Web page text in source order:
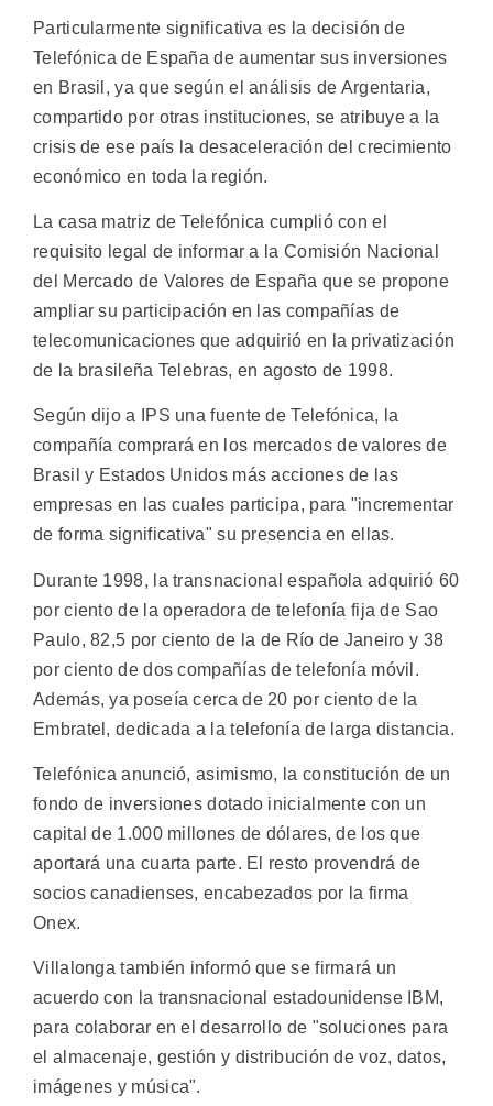
Particularmente significativa es la decisión de
Telefónica de España de aumentar sus inversiones
en Brasil, ya que según el análisis de Argentaria,
compartido por otras instituciones, se atribuye a la
crisis de ese país la desaceleración del crecimiento
económico en toda la región.
La casa matriz de Telefónica cumplió con el
requisito legal de informar a la Comisión Nacional
del Mercado de Valores de España que se propone
ampliar su participación en las compañías de
telecomunicaciones que adquirió en la privatización
de la brasileña Telebras, en agosto de 1998.
Según dijo a IPS una fuente de Telefónica, la
compañía comprará en los mercados de valores de
Brasil y Estados Unidos más acciones de las
empresas en las cuales participa, para "incrementar
de forma significativa" su presencia en ellas.
Durante 1998, la transnacional española adquirió 60
por ciento de la operadora de telefonía fija de Sao
Paulo, 82,5 por ciento de la de Río de Janeiro y 38
por ciento de dos compañías de telefonía móvil.
Además, ya poseía cerca de 20 por ciento de la
Embratel, dedicada a la telefonía de larga distancia.
Telefónica anunció, asimismo, la constitución de un
fondo de inversiones dotado inicialmente con un
capital de 1.000 millones de dólares, de los que
aportará una cuarta parte. El resto provendrá de
socios canadienses, encabezados por la firma
Onex.
Villalonga también informó que se firmará un
acuerdo con la transnacional estadounidense IBM,
para colaborar en el desarrollo de "soluciones para
el almacenaje, gestión y distribución de voz, datos,
imágenes y música".